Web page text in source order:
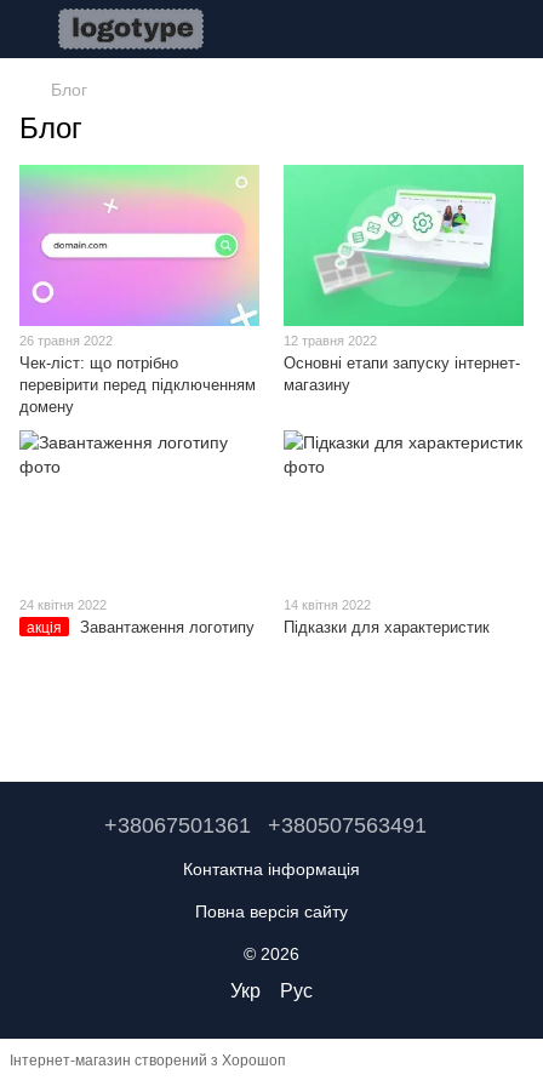
Блог
Блог
26 травня 2022
Чек-ліст: що потрібно
перевірити перед підключенням
домену
12 травня 2022
Основні етапи запуску інтернет-
магазину
24 квітня 2022
акція Завантаження логотипу
14 квітня 2022
Підказки для характеристик
+38067501361 +380507563491
Контактна інформація
Повна версія сайту
© 2026
Укр Рус
Інтернет-магазин створений з Хорошоп